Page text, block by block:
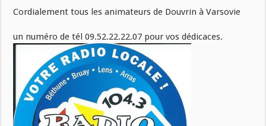
Cordialement tous les animateurs de Douvrin à Varsovie
un numéro de tél 09.52.22.22.07 pour vos dédicaces.